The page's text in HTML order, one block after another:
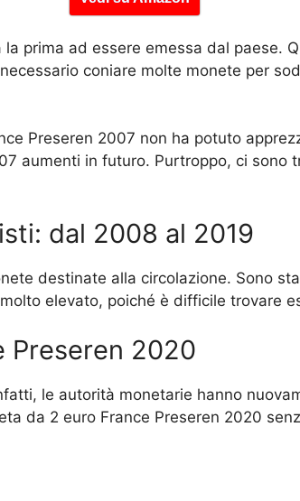
prima ad essere emessa dal paese.
coniare molte monete per
Preseren 2007 non ha potuto
aumenti in futuro. Purtroppo, ci sono
dal 2008 al 2019
destinate alla circolazione. Sono
elevato, poiché è difficile trovare
Preseren 2020
le autorità monetarie hanno
da 2 euro France Preseren 2020